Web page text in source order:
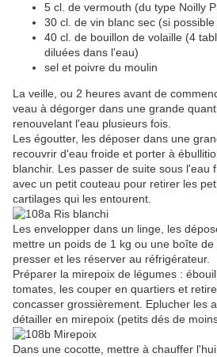
5 cl. de vermouth (du type Noilly
30 cl. de vin blanc sec (si
40 cl. de bouillon de volaille (4
diluées dans l'eau)
sel et poivre du moulin
La veille, ou 2 heures avant de
veau à dégorger dans une grande
renouvelant l'eau plusieurs fois.
Les égoutter, les déposer dans une
recouvrir d'eau froide et porter à
blanchir. Les passer de suite sous l'eau
avec un petit couteau pour retirer les
cartilages qui les entourent.
Les envelopper dans un linge, les
mettre un poids de 1 kg ou une boîte
presser et les réserver au réfrigérateur.
Préparer la mirepoix de légumes :
tomates, les couper en quartiers et
concasser grossièrement. Eplucher les
détailler en mirepoix (petits dés de
Dans une cocotte, mettre à chauffer